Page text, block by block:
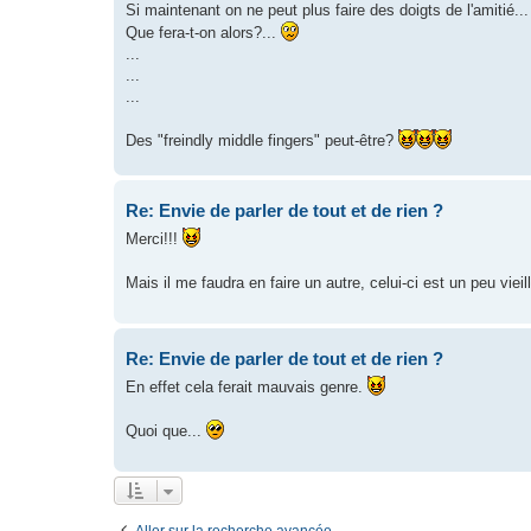
Si maintenant on ne peut plus faire des doigts de l'amitié...
Que fera-t-on alors?...
...
...
...
Des "freindly middle fingers" peut-être?
Re: Envie de parler de tout et de rien ?
Merci!!!
Mais il me faudra en faire un autre, celui-ci est un peu
Re: Envie de parler de tout et de rien ?
En effet cela ferait mauvais genre.
Quoi que...